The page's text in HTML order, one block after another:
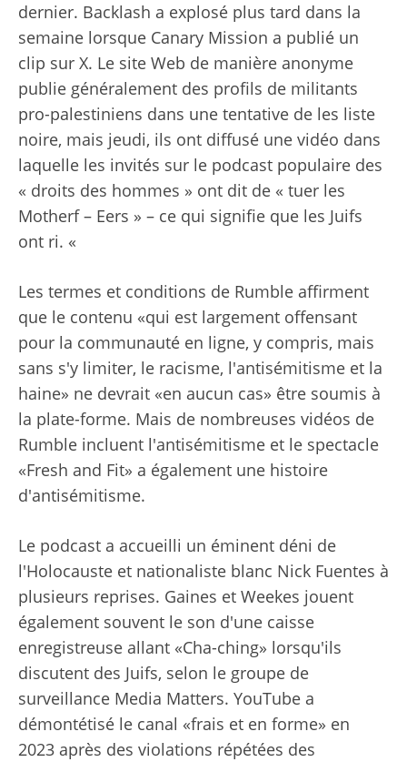
dernier. Backlash a explosé plus tard dans la
semaine lorsque Canary Mission a publié un
clip sur X. Le site Web de manière anonyme
publie généralement des profils de militants
pro-palestiniens dans une tentative de les liste
noire, mais jeudi, ils ont diffusé une vidéo dans
laquelle les invités sur le podcast populaire des
« droits des hommes » ont dit de « tuer les
Motherf – Eers » – ce qui signifie que les Juifs
ont ri. «
Les termes et conditions de Rumble affirment
que le contenu «qui est largement offensant
pour la communauté en ligne, y compris, mais
sans s'y limiter, le racisme, l'antisémitisme et la
haine» ne devrait «en aucun cas» être soumis à
la plate-forme. Mais de nombreuses vidéos de
Rumble incluent l'antisémitisme et le spectacle
«Fresh and Fit» a également une histoire
d'antisémitisme.
Le podcast a accueilli un éminent déni de
l'Holocauste et nationaliste blanc Nick Fuentes à
plusieurs reprises. Gaines et Weekes jouent
également souvent le son d'une caisse
enregistreuse allant «Cha-ching» lorsqu'ils
discutent des Juifs, selon le groupe de
surveillance Media Matters. YouTube a
démontétisé le canal «frais et en forme» en
2023 après des violations répétées des